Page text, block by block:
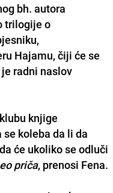
bh. autora
trilogije o
Hajamu, čiji će se
je radni naslov
knjige
se koleba da li da
će ukoliko se odluči
priča, prenosi Fena.